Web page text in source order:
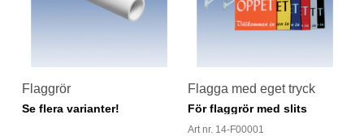
Flaggrör
Se flera varianter!
Flagga med eget tryck
För flaggrör med slits
Art nr. 14-F00001